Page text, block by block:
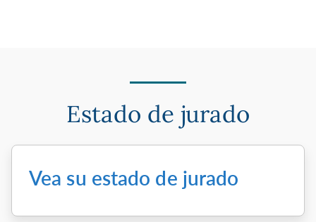
Estado de jurado
Vea su estado de jurado